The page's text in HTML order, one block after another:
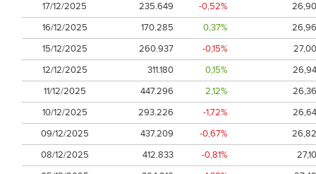
17/12/2025
235.649 -0,52%
26,90
16/12/2025
170.285 0,37%
26,96
15/12/2025
260.937 -0,15%
27,00
12/12/2025
311.180 0,15%
26,94
11/12/2025
447.296 2,12%
26,36
10/12/2025
293.226 -1,72%
26,64
09/12/2025
437.209 -0,67%
26,82
08/12/2025
412.833 -0,81%
27,10